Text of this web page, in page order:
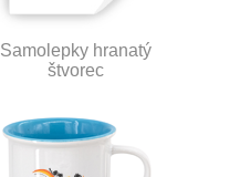
Samolepky hranatý
štvorec